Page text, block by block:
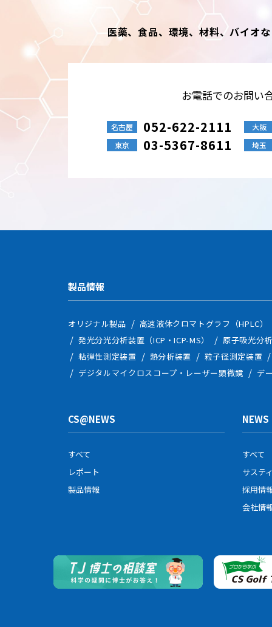
医薬、食品、環境、材料、バイオ
お電話でのお問い
名古屋 052-622-2111
大阪
東京
03-5367-8611 埼玉
製品情報
オリジナル製品
高速液体クロマトグラフ（HPLC）
発光分光分析装置（ICP・ICP-MS）
原子吸光分
粘弾性測定装置
熱分析装置
粒子径測定装置
デジタルマイクロスコープ・レーザー顕微鏡
デ
CS@NEWS
すべて
レポート
製品情報
NEWS
すべて
サステ
採用情
会社情